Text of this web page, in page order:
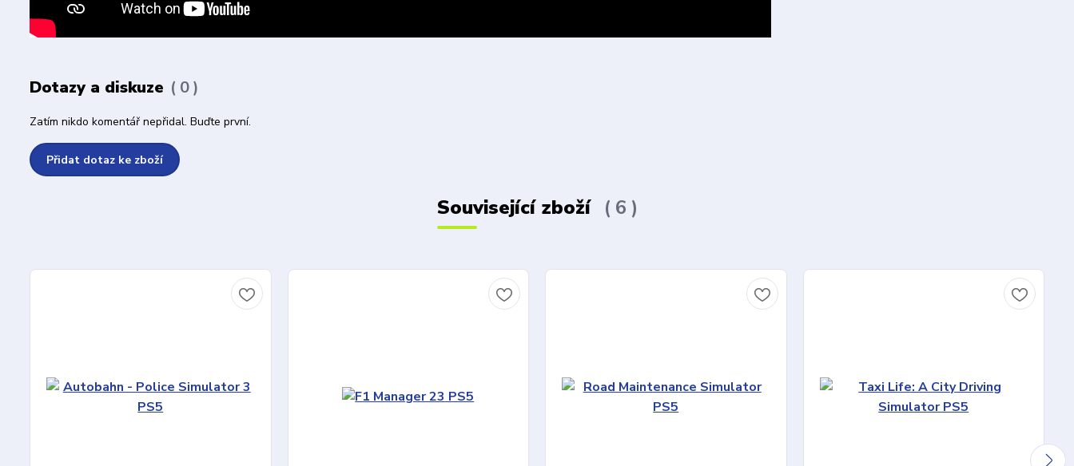
Dotazy a diskuze 0
Zatím nikdo komentář nepřidal. Buďte první.
Přidat dotaz ke zboží
Související zboží 6